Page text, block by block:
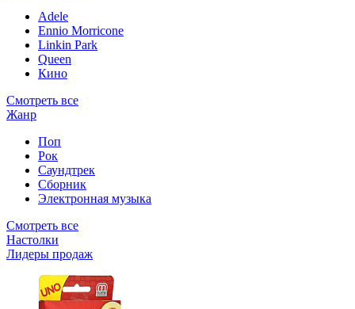
Adele
Ennio Morricone
Linkin Park
Queen
Кино
Смотреть все
Жанр
Поп
Рок
Саундтрек
Сборник
Электронная музыка
Смотреть все
Настолки
Лидеры продаж